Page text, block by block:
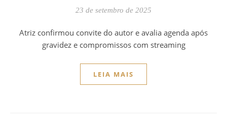
23 de setembro de 2025
Atriz confirmou convite do autor e avalia agenda após
gravidez e compromissos com streaming
LEIA MAIS